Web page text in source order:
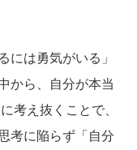
は勇気がいる」
から、自分が本当
考え抜くことで、
考に陥らず「自分